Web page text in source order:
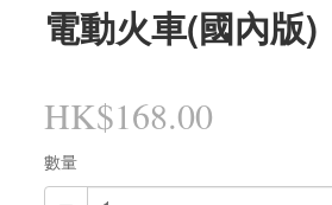
電動火車(國內版)
HK$168.00
數量